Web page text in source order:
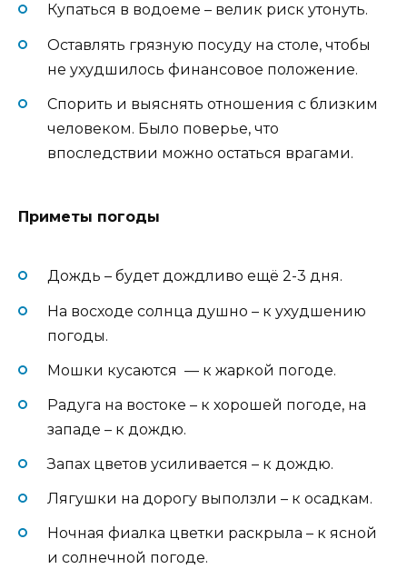
Купаться в водоеме – велик риск утонуть.
Оставлять грязную посуду на столе, чтобы
не ухудшилось финансовое положение.
Спорить и выяснять отношения с близким
человеком. Было поверье, что
впоследствии можно остаться врагами.
Приметы погоды
Дождь – будет дождливо ещё 2-3 дня.
На восходе солнца душно – к ухудшению
погоды.
Мошки кусаются — к жаркой погоде.
Радуга на востоке – к хорошей погоде, на
западе – к дождю.
Запах цветов усиливается – к дождю.
Лягушки на дорогу выползли – к осадкам.
Ночная фиалка цветки раскрыла – к ясной
и солнечной погоде.